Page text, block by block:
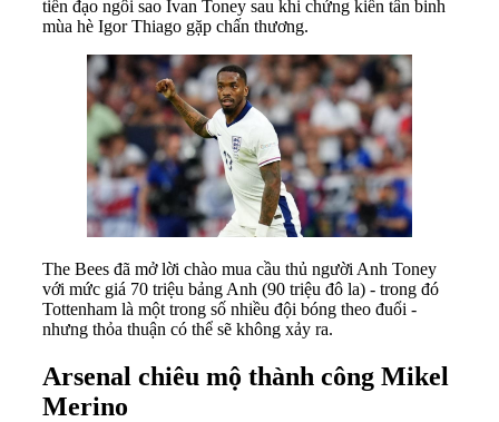
tiền đạo ngôi sao Ivan Toney sau khi chứng kiến tân binh
mùa hè Igor Thiago gặp chấn thương.
The Bees đã mở lời chào mua cầu thủ người Anh Toney
với mức giá 70 triệu bảng Anh (90 triệu đô la) - trong đó
Tottenham là một trong số nhiều đội bóng theo đuổi -
nhưng thỏa thuận có thể sẽ không xảy ra.
Arsenal chiêu mộ thành công Mikel
Merino